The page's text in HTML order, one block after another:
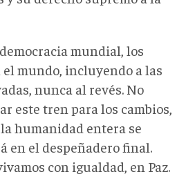
mundial, los
mundo, incluyendo a las
nunca al revés. No
este tren para los cambios,
humanidad entera se
en el despeñadero final.
con igualdad, en Paz.